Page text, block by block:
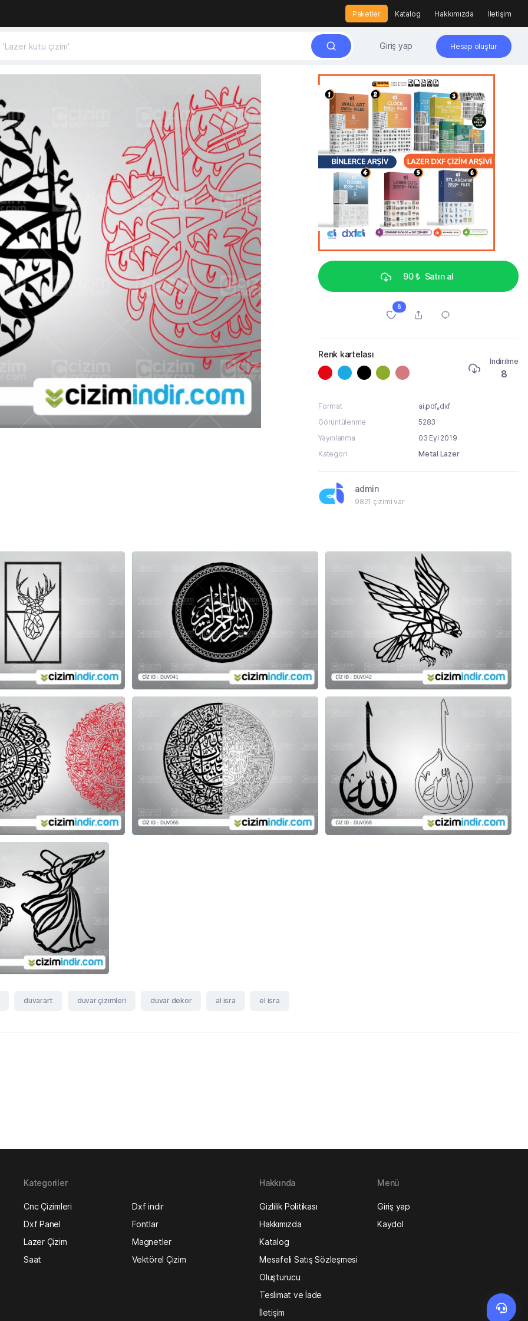
Paketler Katalog Hakkımızda İletişim
Giriş yap Hesap oluştur
90 ₺ Satın al
6
Renk kartelası
İndirilme
8
Format
ai,pdf,,dxf
Görüntülenme
5283
Yayınlanma
03 Eyl 2019
Kategori
Metal Lazer
admin
9821 çizimi var
duvarart duvar çizimleri duvar dekor al isra el isra
Kategoriler
Cnc Çizimleri
Dxf indir
Dxf Panel
Fontlar
Lazer Çizim
Magnetler
Saat
Vektörel Çizim
Hakkında
Gizlilik Politikası
Hakkımızda
Katalog
Mesafeli Satış Sözleşmesi
Oluşturucu
Teslimat ve İade
İletişim
Menü
Giriş yap
Kaydol